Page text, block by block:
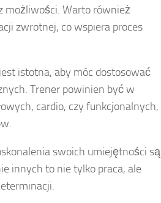
możliwości. Warto również
zwrotnej, co wspiera proces
jest istotna, aby móc dostosować
Trener powinien być w
cardio, czy funkcjonalnych,
swoich umiejętności są
innych to nie tylko praca, ale